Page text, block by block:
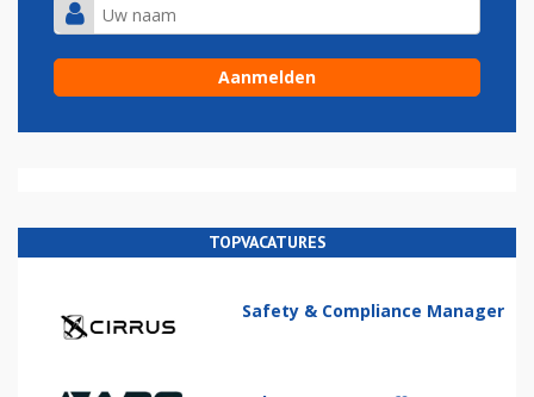
TOPVACATURES
Safety & Compliance Manager